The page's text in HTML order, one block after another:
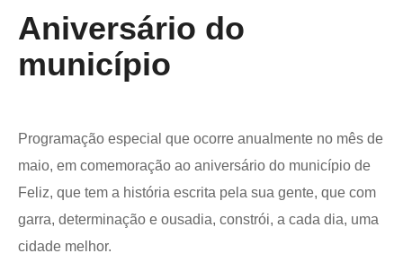
Aniversário do
município
Programação especial que ocorre anualmente no mês de
maio, em comemoração ao aniversário do município de
Feliz, que tem a história escrita pela sua gente, que com
garra, determinação e ousadia, constrói, a cada dia, uma
cidade melhor.